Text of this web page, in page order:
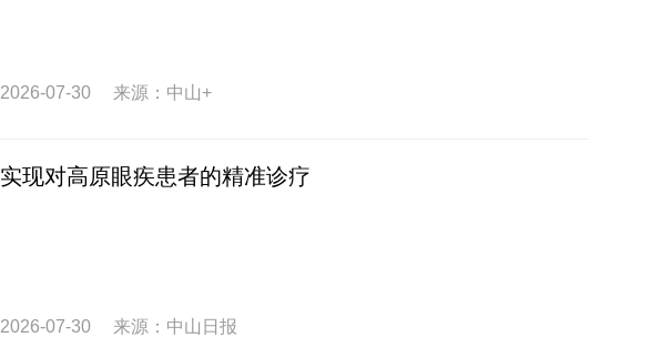
2026-07-30 来源：中山+
实现对高原眼疾患者的精准诊疗
2026-07-30 来源：中山日报